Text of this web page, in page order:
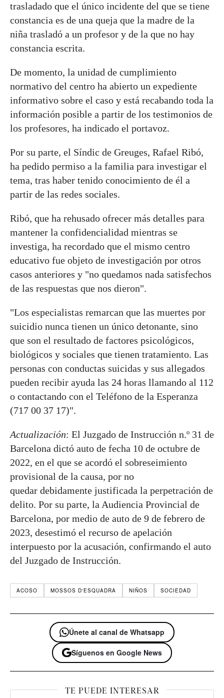
trasladado que el único incidente del que se tiene
constancia es de una queja que la madre de la
niña trasladó a un profesor y de la que no hay
constancia escrita.
De momento, la unidad de cumplimiento
normativo del centro ha abierto un expediente
informativo sobre el caso y está recabando toda la
información posible a partir de los testimonios de
los profesores, ha indicado el portavoz.
Por su parte, el Síndic de Greuges, Rafael Ribó,
ha pedido permiso a la familia para investigar el
tema, tras haber tenido conocimiento de él a
partir de las redes sociales.
Ribó, que ha rehusado ofrecer más detalles para
mantener la confidencialidad mientras se
investiga, ha recordado que el mismo centro
educativo fue objeto de investigación por otros
casos anteriores y "no quedamos nada satisfechos
de las respuestas que nos dieron".
"Los especialistas remarcan que las muertes por
suicidio nunca tienen un único detonante, sino
que son el resultado de factores psicológicos,
biológicos y sociales que tienen tratamiento. Las
personas con conductas suicidas y sus allegados
pueden recibir ayuda las 24 horas llamando al 112
o contactando con el Teléfono de la Esperanza
(717 00 37 17)".
Actualización: El Juzgado de Instrucción n.º 31 de
Barcelona dictó auto de fecha 10 de octubre de
2022, en el que se acordó el sobreseimiento
provisional de la causa, por no
quedar debidamente justificada la perpetración de
delito. Por su parte, la Audiencia Provincial de
Barcelona, por medio de auto de 9 de febrero de
2023, desestimó el recurso de apelación
interpuesto por la acusación, confirmando el auto
del Juzgado de Instrucción.
ACOSO MOSSOS D'ESQUADRA NIÑOS SOCIEDAD
Únete al canal de Whatsapp
Síguenos en Google News
TE PUEDE INTERESAR